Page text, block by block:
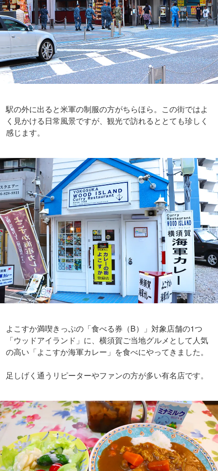
駅の外に出ると米軍の制服の方がちらほら。この街ではよ
く見かける日常風景ですが、観光で訪れるととても珍しく
感じます。
よこすか満喫きっぷの「食べる券（B）」対象店舗の1つ
「ウッドアイランド」に、横須賀ご当地グルメとして人気
の高い「よこすか海軍カレー」を食べにやってきました。
足しげく通うリピーターやファンの方が多い有名店です。